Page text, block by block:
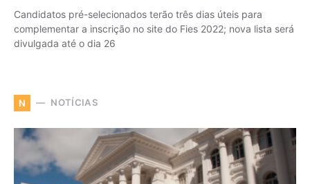
Candidatos pré-selecionados terão três dias úteis para
complementar a inscrição no site do Fies 2022; nova lista será
divulgada até o dia 26
N NOTÍCIAS